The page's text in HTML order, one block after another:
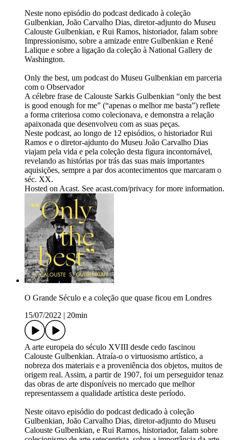
Neste nono episódio do podcast dedicado à coleção
Gulbenkian, João Carvalho Dias, diretor-adjunto do Museu
Calouste Gulbenkian, e Rui Ramos, historiador, falam sobre
Impressionismo, sobre a amizade entre Gulbenkian e René
Lalique e sobre a ligação da coleção à National Gallery de
Washington.
Only the best, um podcast do Museu Gulbenkian em parceria
com o Observador
A célebre frase de Calouste Sarkis Gulbenkian “only the best
is good enough for me” (“apenas o melhor me basta”) reflete
a forma criteriosa como colecionava, e demonstra a relação
apaixonada que desenvolveu com as suas peças.
Neste podcast, ao longo de 12 episódios, o historiador Rui
Ramos e o diretor-ajdunto do Museu João Carvalho Dias
viajam pela vida e pela coleção desta figura incontornável,
revelando as histórias por trás das suas mais importantes
aquisições, sempre a par dos acontecimentos que marcaram o
séc. XX.
Hosted on Acast. See acast.com/privacy for more information.
O Grande Século e a coleção que quase ficou em Londres
15/07/2022
20min
A arte europeia do século XVIII desde cedo fascinou
Calouste Gulbenkian. Atraía-o o virtuosismo artístico, a
nobreza dos materiais e a proveniência dos objetos, muitos de
origem real. Assim, a partir de 1907, foi um perseguidor tenaz
das obras de arte disponíveis no mercado que melhor
representassem a qualidade artística deste período.
Neste oitavo episódio do podcast dedicado à coleção
Gulbenkian, João Carvalho Dias, diretor-adjunto do Museu
Calouste Gulbenkian, e Rui Ramos, historiador, falam sobre